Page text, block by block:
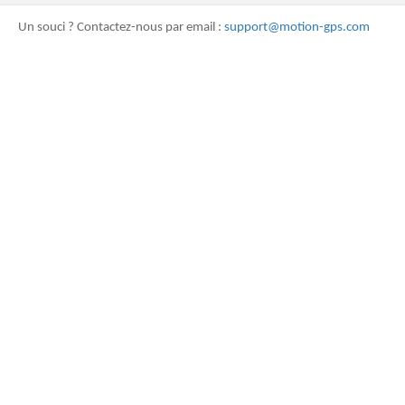
Un souci ? Contactez-nous par email : support@motion-gps.com